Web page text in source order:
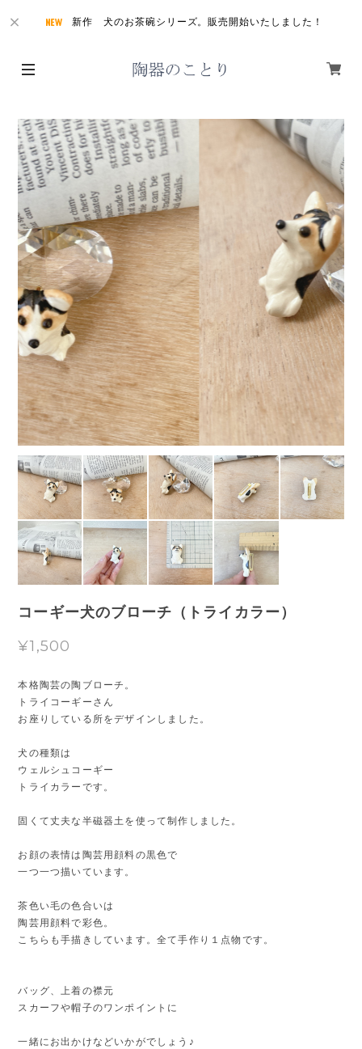
新作 犬のお茶碗シリーズ。販売開始いたしました！
コーギー犬のブローチ（トライカラー）
¥1,500
本格陶芸の陶ブローチ。
トライコーギーさん
お座りしている所をデザインしました。
犬の種類は
ウェルシュコーギー
トライカラーです。
固くて丈夫な半磁器土を使って制作しました。
お顔の表情は陶芸用顔料の黒色で
一つ一つ描いています。
茶色い毛の色合いは
陶芸用顔料で彩色。
こちらも手描きしています。全て手作り１点物です。
バッグ、上着の襟元
スカーフや帽子のワンポイントに
一緒にお出かけなどいかがでしょう♪